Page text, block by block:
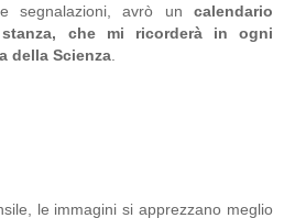
segnalazioni, avrò un calendario
che mi ricorderà in ogni
della Scienza
le immagini si apprezzano meglio